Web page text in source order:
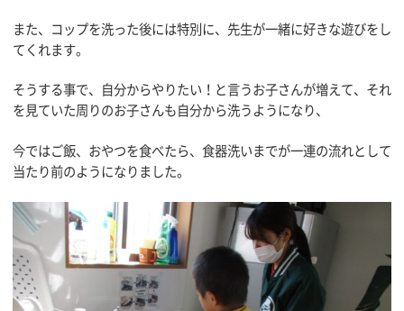
また、コップを洗った後には特別に、先生が一緒に好きな遊びをし
てくれます。
そうする事で、自分からやりたい！と言うお子さんが増えて、それ
を見ていた周りのお子さんも自分から洗うようになり、
今ではご飯、おやつを食べたら、食器洗いまでが一連の流れとして
当たり前のようになりました。